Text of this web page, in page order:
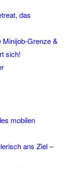
das
Grenze &
sich!
mobilen
ans Ziel –